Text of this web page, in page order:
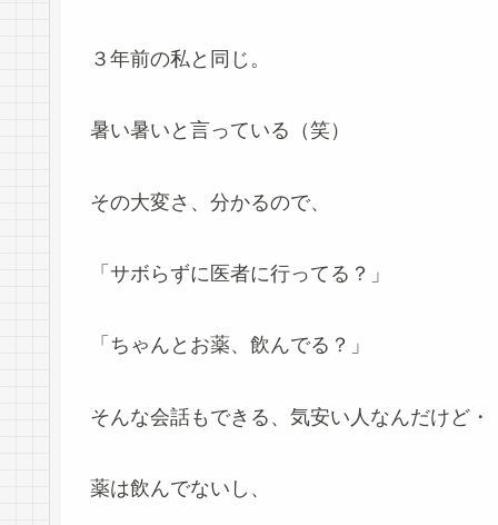
３年前の私と同じ。
暑い暑いと言っている（笑）
その大変さ、分かるので、
「サボらずに医者に行ってる？」
「ちゃんとお薬、飲んでる？」
そんな会話もできる、気安い人なんだけど・
薬は飲んでないし、